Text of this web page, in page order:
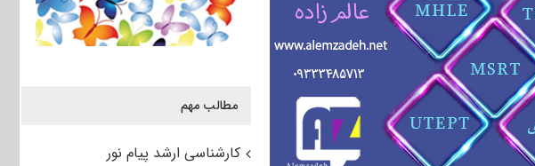
مطالب مهم
کارشناسی ارشد پیام نور